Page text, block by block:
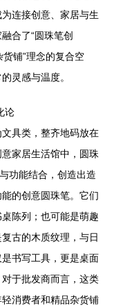
连接创意、家居与生
合了“圆珠笔创
货铺”理念的复合空
灵感与温度。
论
具类，整齐地码放在
家居生活馆中，圆珠
功能结合，创造出造
的创意圆珠笔。它们
陈列；也可能是萌趣
古的木质纹理，与日
书写工具，更是桌面
于批发商而言，这类
消费者和精品杂货铺